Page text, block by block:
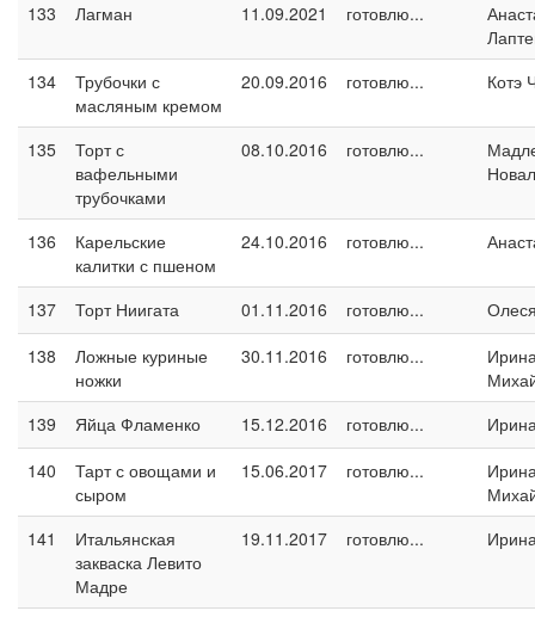
133 Лагман 11.09.2021 готовлю...
134
Трубочки с
масляным кремом
20.09.2016 готовлю... Котэ
135
Торт с
вафельными
трубочками
08.10.2016 готовлю...
136
Карельские
калитки с пшеном
24.10.2016 готовлю...
137 Торт Ниигата 01.11.2016 готовлю...
138
Ложные куриные
ножки
30.11.2016 готовлю...
139
Яйца Фламенко 15.12.2016 готовлю...
140
Тарт с овощами и
сыром
15.06.2017 готовлю...
141
Итальянская
закваска Левито
Мадре
19.11.2017 готовлю...